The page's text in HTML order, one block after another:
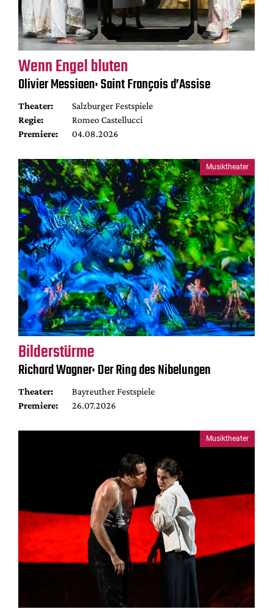
Wenn Engel bluten
Olivier Messiaen: Saint François d’Assise
Theater:
Salzburger Festspiele
Regie:
Romeo Castellucci
Premiere:
04.08.2026
Musiktheater
Bilderstürme
Richard Wagner: Der Ring des Nibelungen
Theater:
Bayreuther Festspiele
Premiere:
26.07.2026
Musiktheater